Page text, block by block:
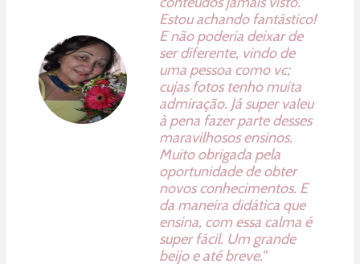
Estou achando fantástico!
E não poderia deixar de
ser diferente, vindo de
uma pessoa como vc;
cujas fotos tenho muita
admiração. Já super valeu
à pena fazer parte desses
maravilhosos ensinos.
Muito obrigada pela
oportunidade de obter
novos conhecimentos. E
da maneira didática que
ensina, com essa calma é
super fácil. Um grande
beijo e até breve."